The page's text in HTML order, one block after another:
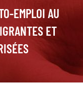
EMPLOI AU
ET